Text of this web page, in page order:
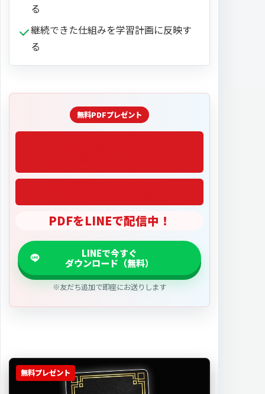
る
継続できた仕組みを学習計画に反映す
る
PDFをLINEで配信中！
※友だち追加で即座にお送りします
無料プレゼント